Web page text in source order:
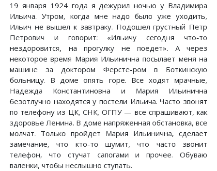
19 января 1924 года я дежурил ночью у Владимира
Ильича. Утром, когда мне надо было уже уходить,
Ильич не вышел к завтраку. Подошел грустный Петр
Петрович и говорит: «Ильичу сегодня что-то
нездоровится, на прогулку не поедет». А через
некоторое время Мария Ильинична посылает меня на
машине за доктором Ферсте-ром в Боткинскую
больницу. В доме опять горе. Все ходят мрачные,
Надежда Константиновна и Мария Ильинична
безотлучно находятся у постели Ильича. Часто звонят
по телефону из ЦК, СНК, ОГПУ — все спрашивают, как
здоровье Ленина. В доме напряженная обстановка, все
молчат. Только пройдет Мария Ильинична, сделает
замечание, что кто-то шумит, что часто звонит
телефон, что стучат сапогами и прочее. Обуваю
валенки, чтобы неслышно ступать.